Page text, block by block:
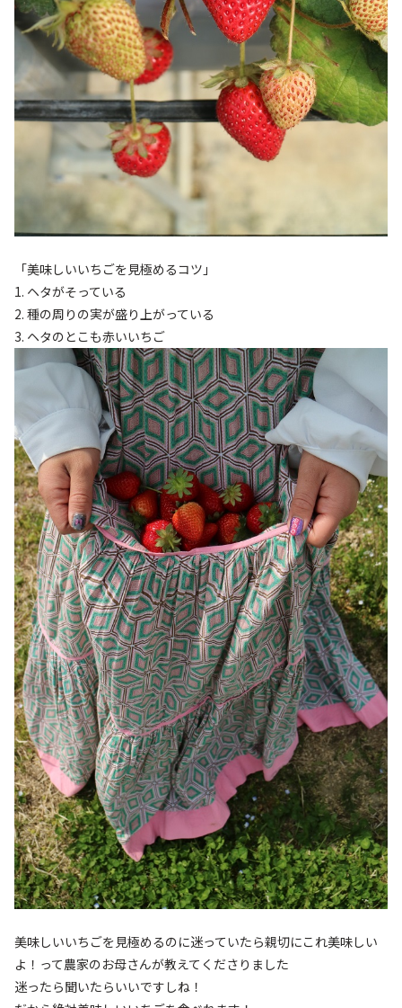
「美味しいいちごを見極めるコツ」
1. ヘタがそっている
2. 種の周りの実が盛り上がっている
3. ヘタのとこも赤いいちご
美味しいいちごを見極めるのに迷っていたら親切にこれ美味しい
よ！って農家のお母さんが教えてくださりました
迷ったら聞いたらいいですしね！